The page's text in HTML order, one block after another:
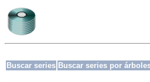
Buscar series Buscar series por